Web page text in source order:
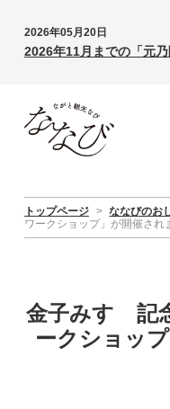
2026年05月20日
2026年11月までの「元
トップページ > ななびのお
ワークショップ」が開催され
金子みすゞ記
ークショッ